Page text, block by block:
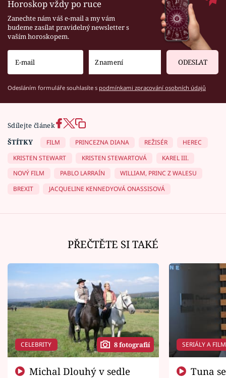
Horoskop vždy po ruce
Zanechte nám váš e-mail a my vám
budeme zasílat pravidelný newsletter s
vaším horoskopem.
ODESLAT
Odesláním formuláře souhlasíte s podmínkami zpracování osobních údajů
Sdílejte článek
ŠTÍTKY
FILM PRINCEZNA DIANA REŽISÉR
HEREC
KRISTEN STEWART
KRISTEN STEWARTOVÁ
KAREL III.
NOVÝ FILM
PABLO LARRAÍN
WILLIAM, PRINC Z WALESU
BREXIT
JACQUELINE KENNEDYOVÁ ONASSISOVÁ
PŘEČTĚTE SI TAKÉ
CELEBRITY 8 fotografií SERIÁLY A